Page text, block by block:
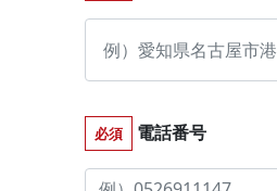
必須 電話番号